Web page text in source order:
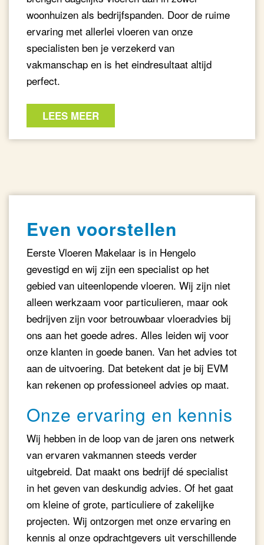
woonhuizen als bedrijfspanden. Door de ruime
ervaring met allerlei vloeren van onze
specialisten ben je verzekerd van
vakmanschap en is het eindresultaat altijd
perfect.
LEES MEER
Even voorstellen
Eerste Vloeren Makelaar is in Hengelo
gevestigd en wij zijn een specialist op het
gebied van uiteenlopende vloeren. Wij zijn niet
alleen werkzaam voor particulieren, maar ook
bedrijven zijn voor betrouwbaar vloeradvies bij
ons aan het goede adres. Alles leiden wij voor
onze klanten in goede banen. Van het advies tot
aan de uitvoering. Dat betekent dat je bij EVM
kan rekenen op professioneel advies op maat.
Onze ervaring en kennis
Wij hebben in de loop van de jaren ons netwerk
van ervaren vakmannen steeds verder
uitgebreid. Dat maakt ons bedrijf dé specialist
in het geven van deskundig advies. Of het gaat
om kleine of grote, particuliere of zakelijke
projecten. Wij ontzorgen met onze ervaring en
kennis al onze opdrachtgevers uit verschillende